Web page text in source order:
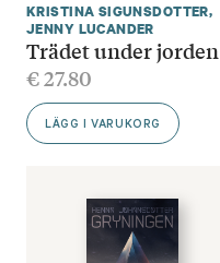
KRISTINA SIGUNSDOTTER,
JENNY LUCANDER
Trädet under jorden
€27.80
LÄGG I VARUKORG